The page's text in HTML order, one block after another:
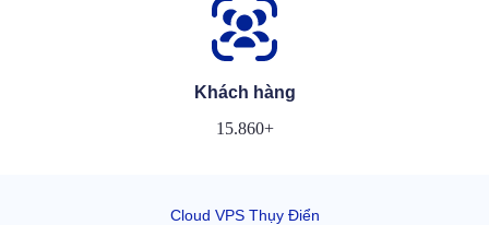
Khách hàng
15.860+
Cloud VPS Thụy Điển